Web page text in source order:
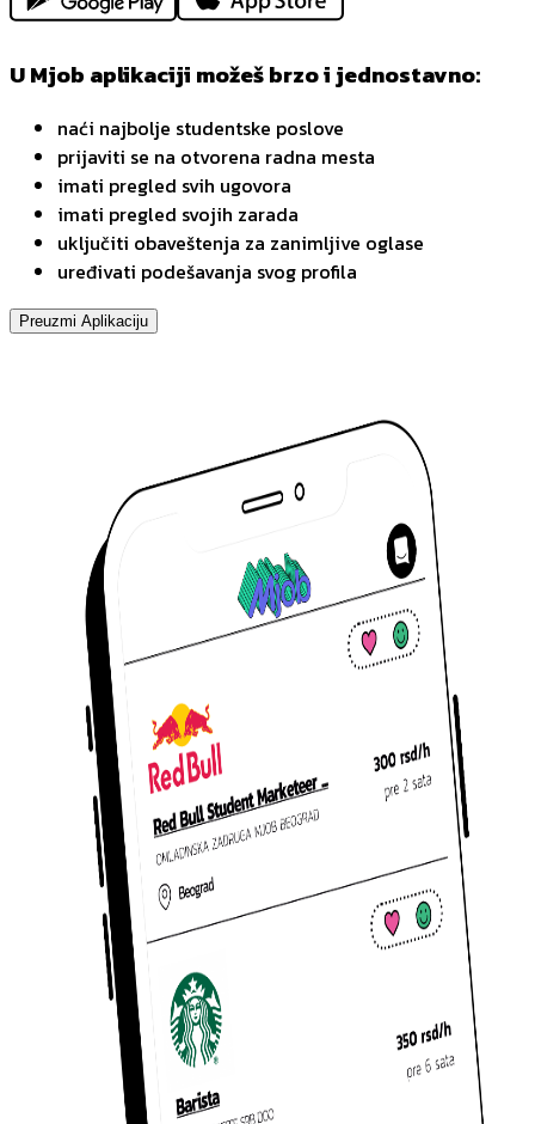
U Mjob aplikaciji možeš brzo i jednostavno:
naći najbolje studentske poslove
prijaviti se na otvorena radna mesta
imati pregled svih ugovora
imati pregled svojih zarada
uključiti obaveštenja za zanimljive oglase
uređivati podešavanja svog profila
Preuzmi Aplikaciju